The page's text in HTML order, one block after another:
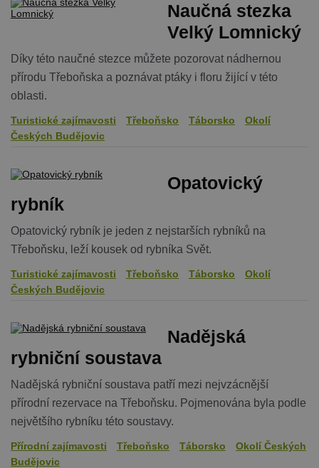
Naučná stezka
Velký Lomnický
Díky této naučné stezce můžete pozorovat nádhernou
přírodu Třeboňska a poznávat ptáky i floru žijící v této
oblasti.
Turistické zajímavosti Třeboňsko Táborsko
Okolí
Českých Budějovic
Opatovický
rybník
Opatovický rybník je jeden z nejstarších rybníků na
Třeboňsku, leží kousek od rybníka Svět.
Turistické zajímavosti Třeboňsko Táborsko
Okolí
Českých Budějovic
Nadějská
rybniční soustava
Nadějská rybniční soustava patří mezi nejvzácnější
přírodní rezervace na Třeboňsku. Pojmenována byla podle
největšího rybníku této soustavy.
Přírodní zajímavosti Třeboňsko Táborsko
Okolí Českých
Budějovic